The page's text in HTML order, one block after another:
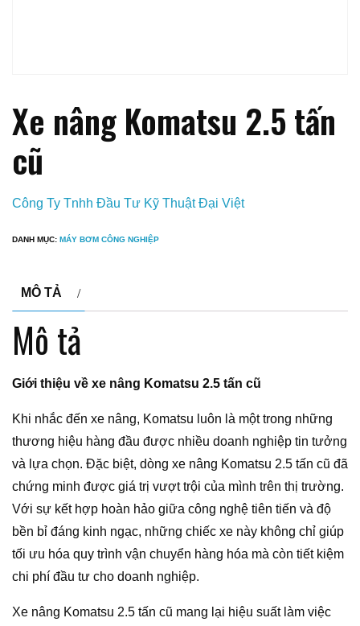
Xe nâng Komatsu 2.5 tấn
cũ
Công Ty Tnhh Đầu Tư Kỹ Thuật Đại Việt
DANH MỤC: MÁY BƠM CÔNG NGHIỆP
MÔ TẢ
Mô tả
Giới thiệu về xe nâng Komatsu 2.5 tấn cũ
Khi nhắc đến xe nâng, Komatsu luôn là một trong những
thương hiệu hàng đầu được nhiều doanh nghiệp tin tưởng
và lựa chọn. Đặc biệt, dòng xe nâng Komatsu 2.5 tấn cũ đã
chứng minh được giá trị vượt trội của mình trên thị trường.
Với sự kết hợp hoàn hảo giữa công nghệ tiên tiến và độ
bền bỉ đáng kinh ngạc, những chiếc xe này không chỉ giúp
tối ưu hóa quy trình vận chuyển hàng hóa mà còn tiết kiệm
chi phí đầu tư cho doanh nghiệp.
Xe nâng Komatsu 2.5 tấn cũ mang lại hiệu suất làm việc